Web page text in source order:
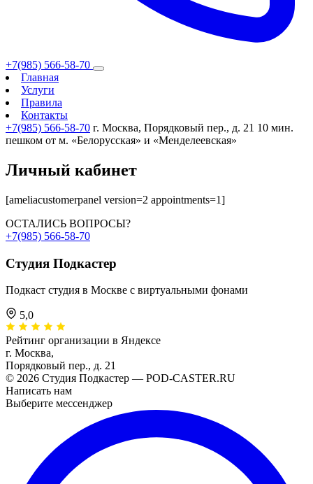
+7(985) 566-58-70
Главная
Услуги
Правила
Контакты
+7(985) 566-58-70 г. Москва, Порядковый пер., д. 21 10 мин.
пешком от м. «Белорусская» и «Менделеевская»
Личный кабинет
[ameliacustomerpanel version=2 appointments=1]
ОСТАЛИСЬ ВОПРОСЫ?
+7(985) 566-58-70
Студия Подкастер
Подкаст студия в Москве с виртуальными фонами
5,0
Рейтинг организации в Яндексе
г. Москва,
Порядковый пер., д. 21
© 2026 Студия Подкастер — POD-CASTER.RU
Написать нам
Выберите мессенджер